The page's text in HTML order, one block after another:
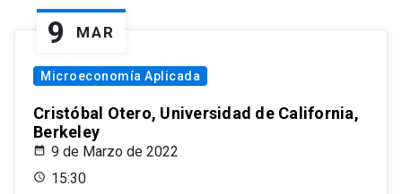
9 MAR
Microeconomía Aplicada
Cristóbal Otero, Universidad de California,
Berkeley
9 de Marzo de 2022
15:30